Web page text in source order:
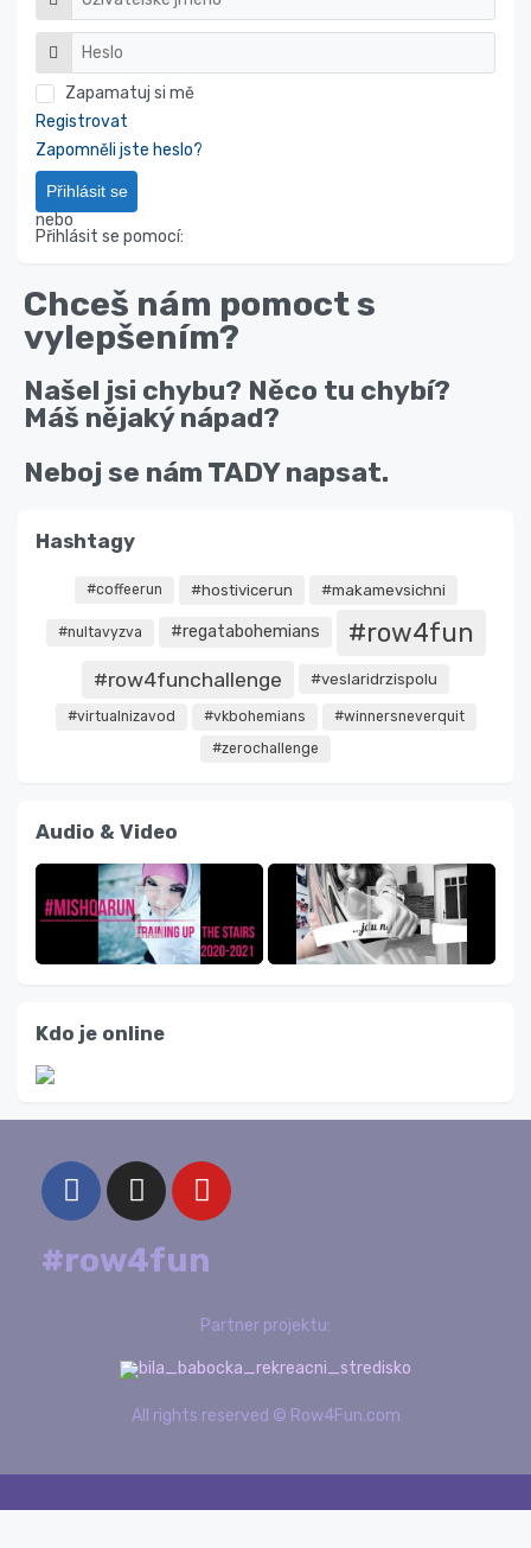
Zapamatuj si mě
Registrovat
Zapomněli jste heslo?
Přihlásit se
nebo
Přihlásit se pomocí:
Chceš nám pomoct s
vylepšením?
Našel jsi chybu? Něco tu chybí?
Máš nějaký nápad?
Neboj se nám TADY napsat.
Hashtagy
#coffeerun #hostivicerun #makamevsichni
#nultavyzva #regatabohemians #row4fun
#row4funchallenge #veslaridrzispolu
#virtualnizavod #vkbohemians
#winnersneverquit
#zerochallenge
Audio & Video
Kdo je online
#row4fun
Partner projektu:
All rights reserved © Row4Fun.com